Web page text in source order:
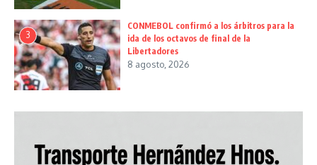
3
CONMEBOL confirmó a los árbitros para la
ida de los octavos de final de la
Libertadores
8 agosto, 2026